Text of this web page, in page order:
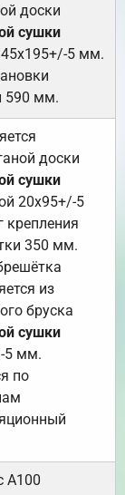
доски
сушки
5 мм.
590 мм.
доски
сушки
20х95+/-5
350 мм.
из
бруска
сушки
5 мм.
по
А100